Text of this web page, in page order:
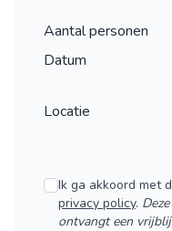
Aantal personen
Datum
Locatie
Ik ga akkoord met
privacy policy.
ontvangt een